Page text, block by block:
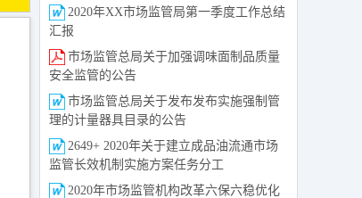
2020年XX市场监管局第一季度工作总结
汇报
市场监管总局关于加强调味面制品质量
安全监管的公告
市场监管总局关于发布发布实施强制管
理的计量器具目录的公告
2649+ 2020年关于建立成品油流通市场
监管长效机制实施方案任务分工
2020年市场监管机构改革六保六稳优化